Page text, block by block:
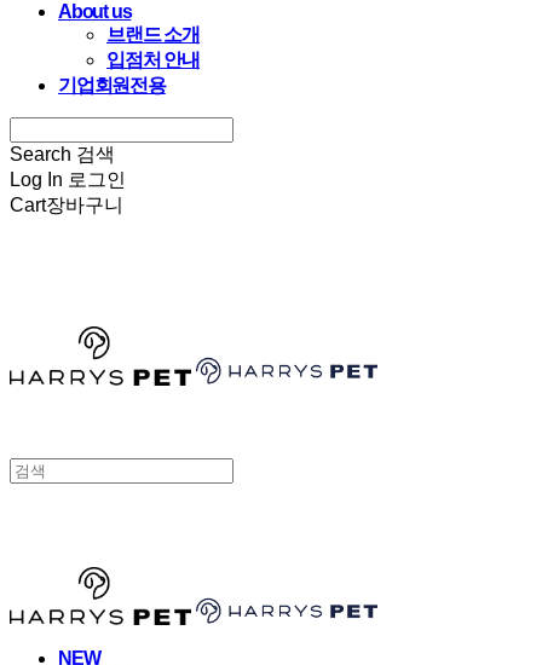
About us
브랜드 소개
입점처 안내
기업회원전용
Search 검색
Log In 로그인
Cart장바구니
NEW